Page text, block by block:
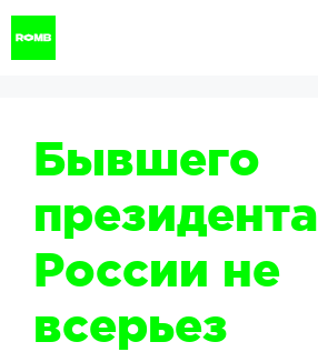
Перейти
Бывшего
президента
России не
всерьез